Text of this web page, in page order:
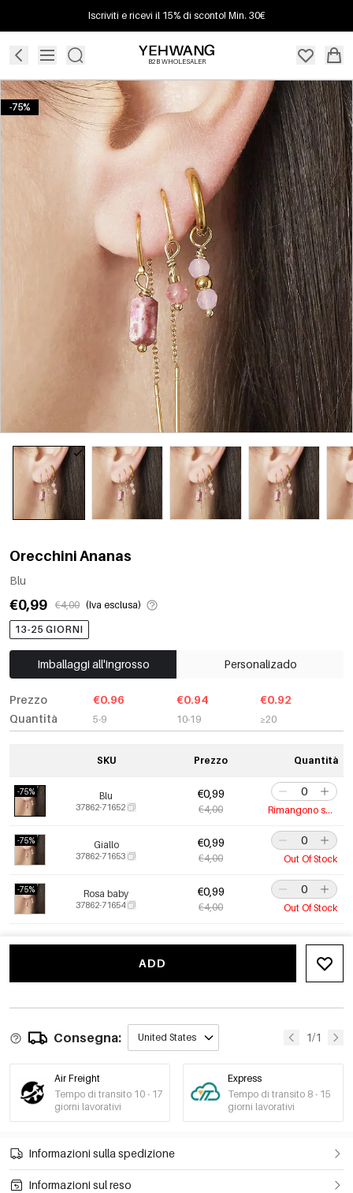
Iscriviti e ricevi il 15% di sconto! Min. 30€
B2B WHOLESALER
-75%
Orecchini Ananas
Blu
€0,99 €4,00 (Iva esclusa)
13-25 GIORNI
Imballaggi all'ingrosso Personalizado
Prezzo
Quantità
€0.96
5-9
€0.94
10-19
€0.92
≥20
SKU Prezzo Quantità
-75% Blu
37862-71652
€0,99
€4,00 Rimangono solo 10
-75% Giallo
37862-71653
€0,99
€4,00 Out Of Stock
-75% Rosa baby
37862-71654
€0,99
€4,00 Out Of Stock
ADD
Consegna: United States 1/1
Air Freight
Tempo di transito 10 - 17
giorni lavorativi
Express
Tempo di transito 8 - 15
giorni lavorativi
Informazioni sulla spedizione
Informazioni sul reso